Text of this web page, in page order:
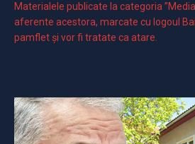
Materialele publicate la categoria
aferente acestora, marcate cu logoul
pamflet și vor fi tratate ca atare.